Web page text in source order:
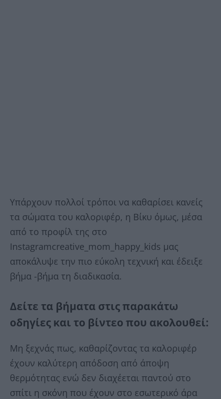
Υπάρχουν πολλοί τρόποι να καθαρίσει κανείς
τα σώματα του καλοριφέρ, η Βίκυ όμως, μέσα
από το προφίλ της στο
Instagramcreative_mom_happy_kids μας
αποκάλυψε την πιο εύκολη τεχνική και έδειξε
βήμα -βήμα τη διαδικασία.
Δείτε τα βήματα στις παρακάτω
οδηγίες και το βίντεο που ακολουθεί:
Μη ξεχνάς πως, καθαρίζοντας τα καλοριφέρ
έχουν καλύτερη απόδοση από άποψη
θερμότητας ενώ δεν διαχέεται παντού στο
σπίτι η σκόνη που έχουν στο εσωτερικό άρα